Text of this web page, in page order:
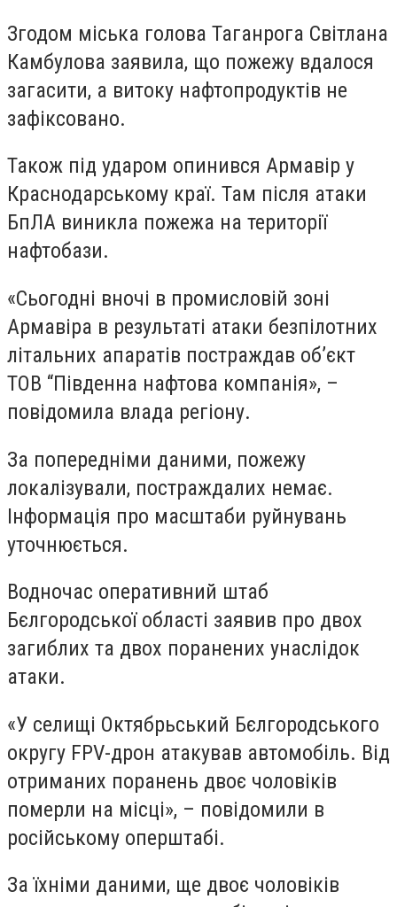
Згодом міська голова Таганрога Світлана
Камбулова заявила, що пожежу вдалося
загасити, а витоку нафтопродуктів не
зафіксовано.
Також під ударом опинився Армавір у
Краснодарському краї. Там після атаки
БпЛА виникла пожежа на території
нафтобази.
«Сьогодні вночі в промисловій зоні
Армавіра в результаті атаки безпілотних
літальних апаратів постраждав об’єкт
ТОВ “Південна нафтова компанія», –
повідомила влада регіону.
За попередніми даними, пожежу
локалізували, постраждалих немає.
Інформація про масштаби руйнувань
уточнюється.
Водночас оперативний штаб
Бєлгородської області заявив про двох
загиблих та двох поранених унаслідок
атаки.
«У селищі Октябрьський Бєлгородського
округу FPV-дрон атакував автомобіль. Від
отриманих поранень двоє чоловіків
померли на місці», – повідомили в
російському оперштабі.
За їхніми даними, ще двоє чоловіків